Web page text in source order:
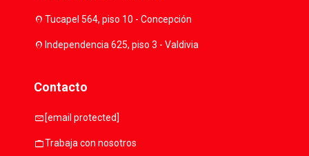
location_onTucapel 564, piso 10 - Concepción
location_onIndependencia 625, piso 3 - Valdivia
Contacto
mail [email protected]
workTrabaja con nosotros